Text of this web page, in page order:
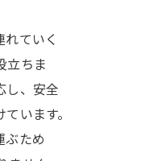
ていく
立ちま
し、安全
います。
ぶため